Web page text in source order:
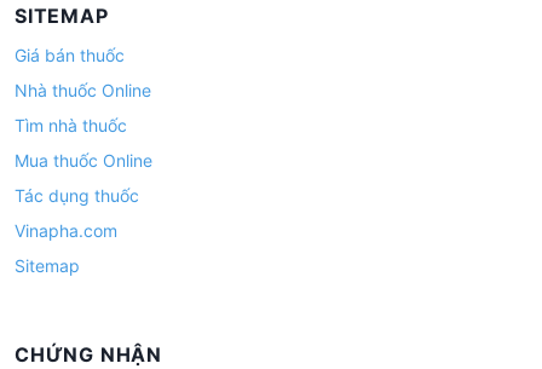
SITEMAP
Giá bán thuốc
Nhà thuốc Online
Tìm nhà thuốc
Mua thuốc Online
Tác dụng thuốc
Vinapha.com
Sitemap
CHỨNG NHẬN